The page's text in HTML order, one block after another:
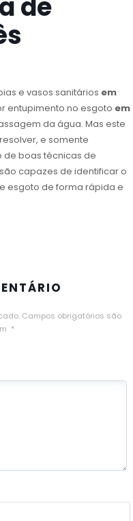
e vasos sanitários em
entupimento no esgoto em
da água. Mas este
e somente
de boas técnicas de
capazes de identificar o
esgoto de forma rápida e
Campos obrigatórios são
*